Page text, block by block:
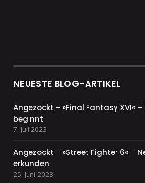
NEUESTE BLOG-ARTIKEL
Angezockt – »Final Fantasy XVI« –
beginnt
7. Juli 2023
Angezockt – »Street Fighter 6« –
erkunden
25. Juni 2023